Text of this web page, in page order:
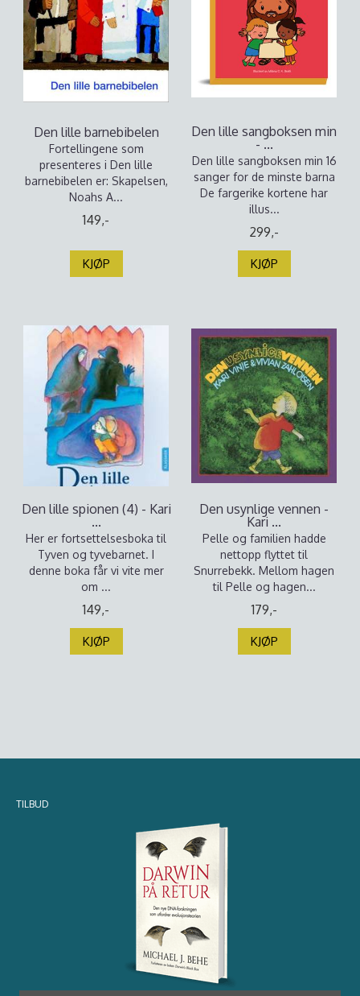
Den lille barnebibelen
Fortellingene som
presenteres i Den lille
barnebibelen er: Skapelsen,
Noahs A...
149,-
KJØP
Den lille sangboksen min
- ...
Den lille sangboksen min 16
sanger for de minste barna
De fargerike kortene har
illus...
299,-
KJØP
Den lille spionen (4) - Kari
...
Her er fortsettelsesboka til
Tyven og tyvebarnet. I
denne boka får vi vite mer
om ...
149,-
KJØP
Den usynlige vennen -
Kari ...
Pelle og familien hadde
nettopp flyttet til
Snurrebekk. Mellom hagen
til Pelle og hagen...
179,-
KJØP
TILBUD